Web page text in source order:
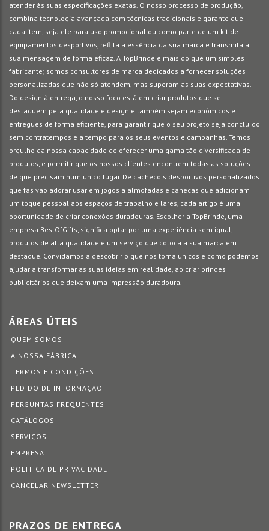
atender às suas especificações exatas. O nosso processo de produção,
combina tecnologia avançada com técnicas tradicionais e garante que
cada item, seja ele para uso promocional ou como parte de um kit de
equipamentos desportivos, reflita a essência da sua marca e transmita a
sua mensagem de forma eficaz. A TopBrinde é mais do que um simples
fabricante; somos consultores de marca dedicados a fornecer soluções
personalizadas que não só atendem, mas superam as suas expectativas.
Do design à entrega, o nosso foco está em criar produtos que se
destaquem pela qualidade e design e também sejam econômicos e
entregues de forma eficiente, para garantir que o seu projeto seja concluído
sem contratempos e a tempo para os seus eventos e campanhas. Temos
orgulho da nossa capacidade de oferecer uma gama tão diversificada de
produtos, e permitir que os nossos clientes encontrem todas as soluções
de que precisam num único lugar. De cachecóis desportivos personalizados
que fãs vão adorar usar em jogos a almofadas e canecas que adicionam
um toque pessoal aos espaços de trabalho e lares, cada artigo é uma
oportunidade de criar conexões duradouras. Escolher a TopBrinde, uma
empresa BestOfGifts, significa optar por uma experiência sem igual,
produtos de alta qualidade e um serviço que coloca a sua marca em
destaque. Convidamos a descobrir o que nos torna únicos e como podemos
ajudar a transformar as suas ideias em realidade, ao criar brindes
publicitários que deixam uma impressão duradoura.
ÁREAS ÚTEIS
QUEM SOMOS
A NOSSA FÁBRICA
TERMOS E CONDIÇÕES
PEDIDO DE INFORMAÇÃO
PERGUNTAS FREQUENTES
CATÁLOGOS
SERVIÇOS
EMPRESA
POLÍTICA DE PRIVACIDADE
CANCELAR NEWSLETTER
PRAZOS DE ENTREGA